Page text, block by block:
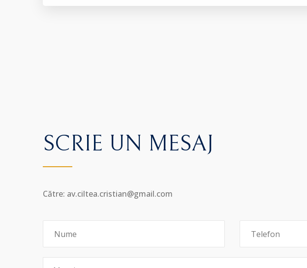
SCRIE UN MESAJ
Către: av.ciltea.cristian@gmail.com